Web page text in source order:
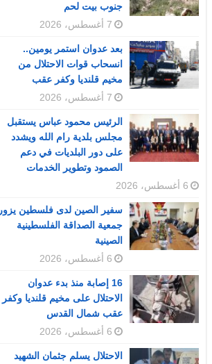
جنوب بيت لحم
7 أغسطس، 2026
بعد عدوان استمر يومين..
انسحاب قوات الاحتلال من
مخيم قلنديا وكفر عقب
7 أغسطس، 2026
الرئيس محمود عباس يستقبل
مجلس بلدية رام الله ويشدد
على دور البلديات في دعم
الصمود وتطوير الخدمات
6 أغسطس، 2026
سفير الصين لدى فلسطين يزور
جمعية الصداقة الفلسطينية
الصينية
6 أغسطس، 2026
16 إصابة منذ بدء عدوان
الاحتلال على مخيم قلنديا وكفر
عقب شمال القدس
6 أغسطس، 2026
الاحتلال يسلم جثمان الشهيد